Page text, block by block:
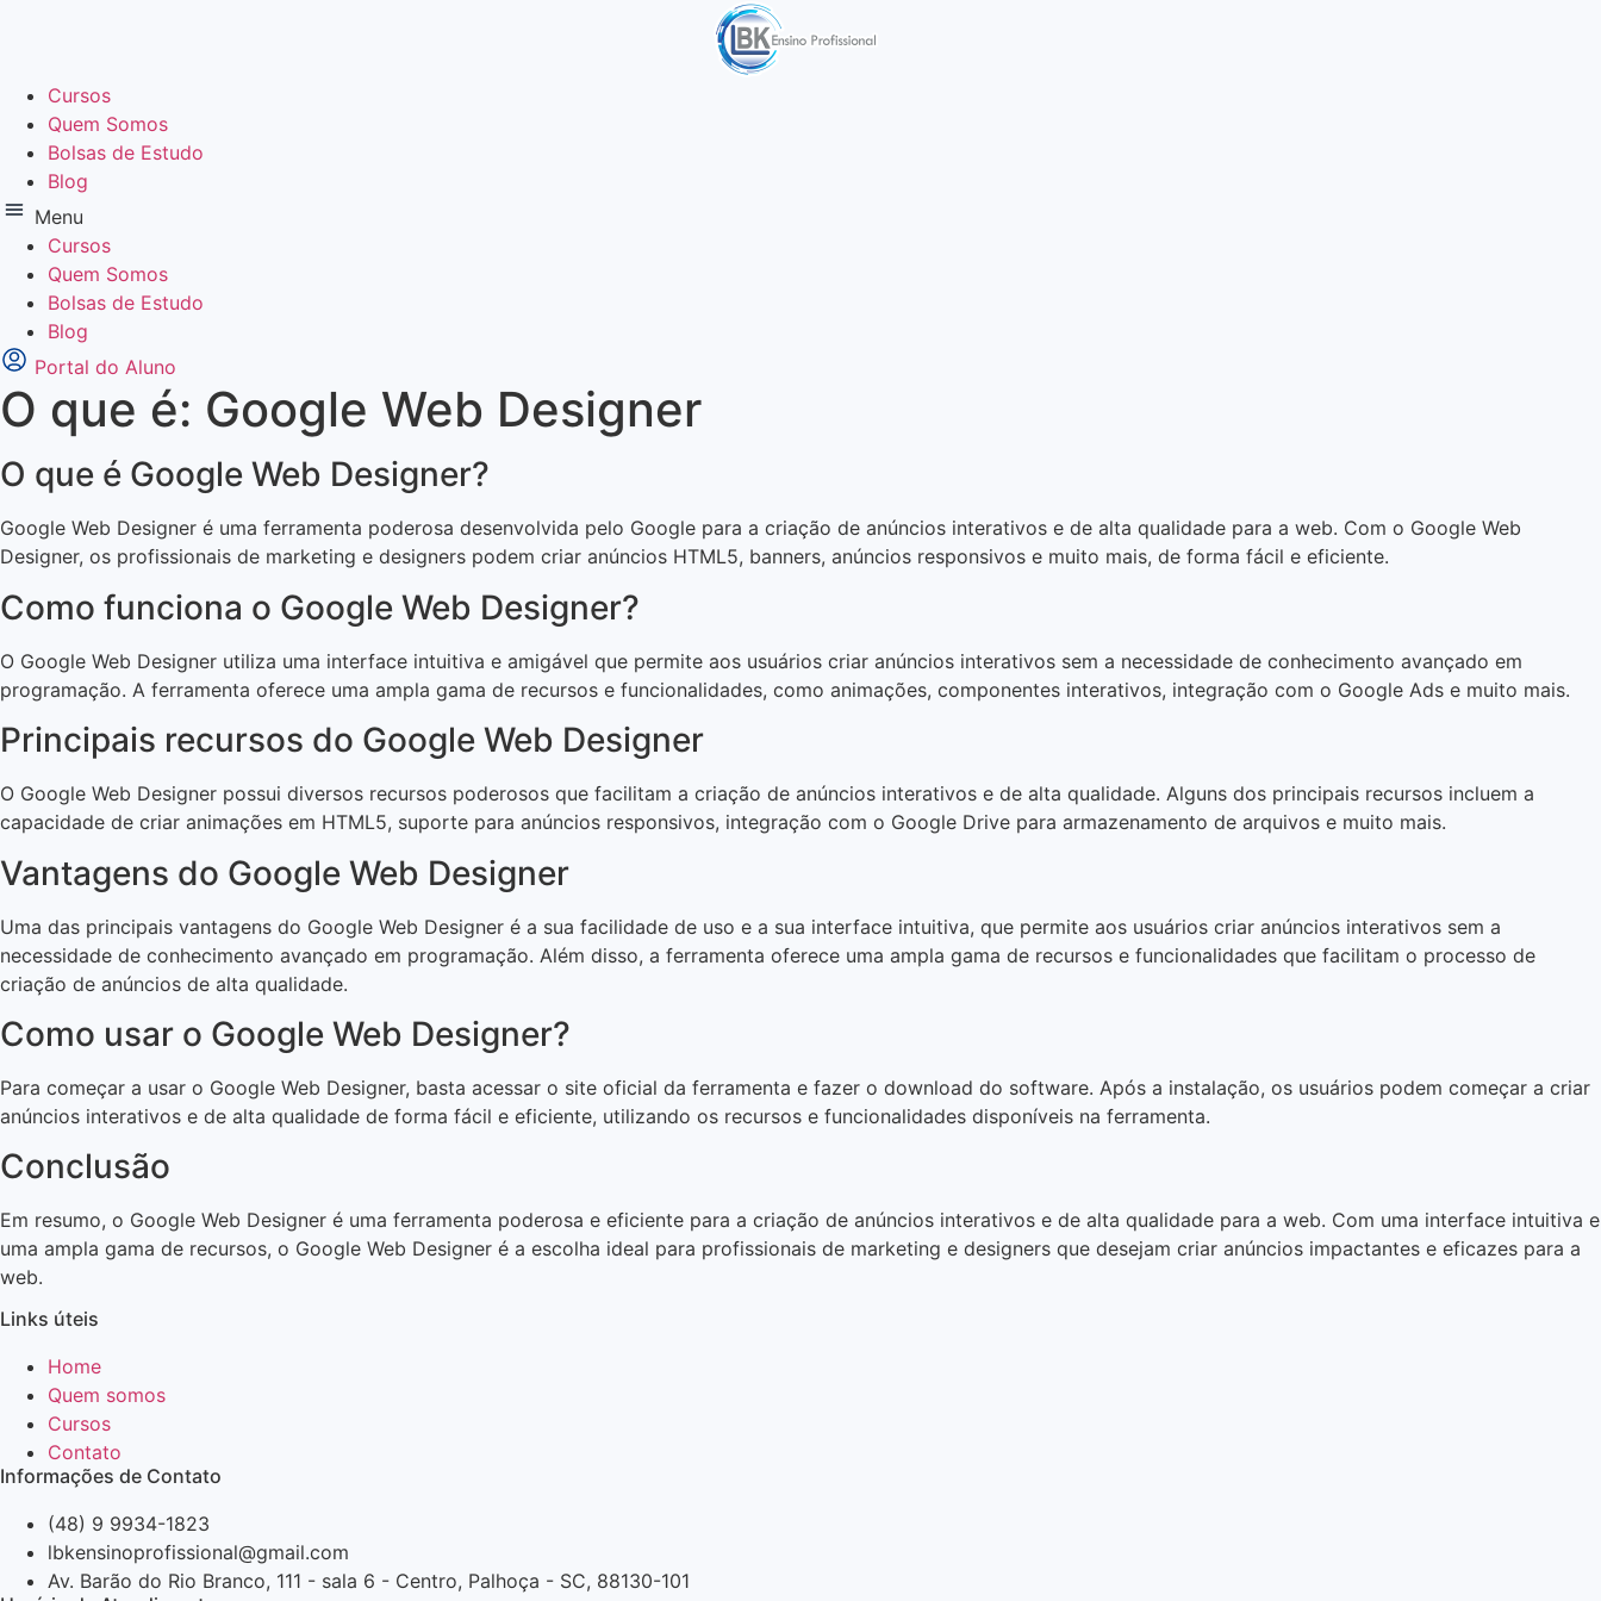
conteúdo
Cursos
Quem Somos
Bolsas de Estudo
Blog
Menu
Cursos
Quem Somos
Bolsas de Estudo
Blog
Portal do Aluno
O que é: Google Web Designer
O que é Google Web Designer?
Google Web Designer é uma ferramenta poderosa desenvolvida pelo Google para a criação de anúncios interativos e de alta qualidade para a web. Com o Google Web
Designer, os profissionais de marketing e designers podem criar anúncios HTML5, banners, anúncios responsivos e muito mais, de forma fácil e eficiente.
Como funciona o Google Web Designer?
O Google Web Designer utiliza uma interface intuitiva e amigável que permite aos usuários criar anúncios interativos sem a necessidade de conhecimento avançado em
programação. A ferramenta oferece uma ampla gama de recursos e funcionalidades, como animações, componentes interativos, integração com o Google Ads e muito mais.
Principais recursos do Google Web Designer
O Google Web Designer possui diversos recursos poderosos que facilitam a criação de anúncios interativos e de alta qualidade. Alguns dos principais recursos incluem a
capacidade de criar animações em HTML5, suporte para anúncios responsivos, integração com o Google Drive para armazenamento de arquivos e muito mais.
Vantagens do Google Web Designer
Uma das principais vantagens do Google Web Designer é a sua facilidade de uso e a sua interface intuitiva, que permite aos usuários criar anúncios interativos sem a
necessidade de conhecimento avançado em programação. Além disso, a ferramenta oferece uma ampla gama de recursos e funcionalidades que facilitam o processo de
criação de anúncios de alta qualidade.
Como usar o Google Web Designer?
Para começar a usar o Google Web Designer, basta acessar o site oficial da ferramenta e fazer o download do software. Após a instalação, os usuários podem começar a criar
anúncios interativos e de alta qualidade de forma fácil e eficiente, utilizando os recursos e funcionalidades disponíveis na ferramenta.
Conclusão
Em resumo, o Google Web Designer é uma ferramenta poderosa e eficiente para a criação de anúncios interativos e de alta qualidade para a web. Com uma interface intuitiva e
uma ampla gama de recursos, o Google Web Designer é a escolha ideal para profissionais de marketing e designers que desejam criar anúncios impactantes e eficazes para a
web.
Links úteis
Home
Quem somos
Cursos
Contato
Informações de Contato
(48) 9 9934-1823
lbkensinoprofissional@gmail.com
Av. Barão do Rio Branco, 111 - sala 6 - Centro, Palhoça - SC, 88130-101